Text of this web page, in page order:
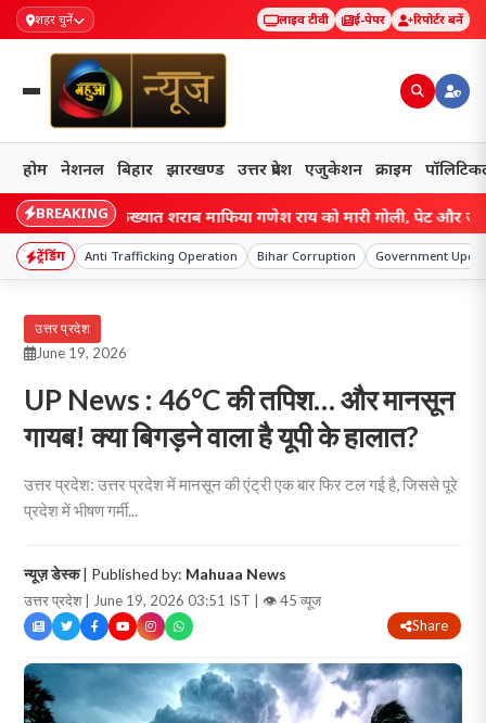
शहर चुनें लाइव टीवी ई-पेपर रिपोर्टर बनें
होम नेशनल बिहार झारखण्ड उत्तर प्रदेश एजुकेशन क्राइम
BREAKING
कुख्यात शराब माफिया गणेश राय को मारी गोली, पेट और जांघ में लगी
ट्रेंडिंग Anti Trafficking Operation Bihar Corruption Government
उत्तर प्रदेश
June 19, 2026
UP News : 46°C की तपिश… और मानसून
गायब! क्या बिगड़ने वाला है यूपी के हालात?
उत्तर प्रदेश: उत्तर प्रदेश में मानसून की एंट्री एक बार फिर टल गई है, जिससे पूरे
प्रदेश में भीषण गर्मी...
न्यूज़ डेस्क| Published by: Mahuaa News
उत्तर प्रदेश | June 19, 2026 03:51 IST | 👁 45 व्यूज
Share